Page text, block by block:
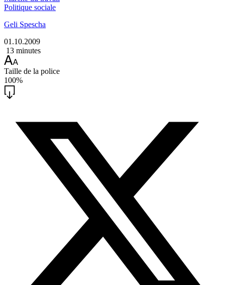
Politique sociale
Geli Spescha
01.10.2009
13 minutes
Taille de la police
100%